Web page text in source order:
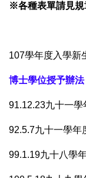
※各種表單請見規
107學年度入學新
博士學位授予辦法
91.12.23九十一學
92.5.7九十一學年
99.1.19九十八學